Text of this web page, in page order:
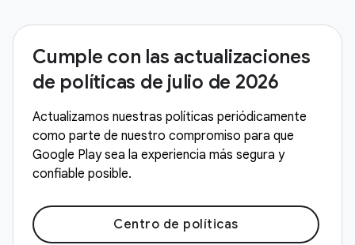
Cumple con las actualizaciones
de políticas de julio de 2026
Actualizamos nuestras políticas periódicamente
como parte de nuestro compromiso para que
Google Play sea la experiencia más segura y
confiable posible.
Centro de políticas